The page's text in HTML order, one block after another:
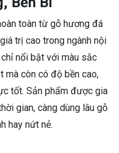
toàn từ gỗ hương đá
trị cao trong ngành nội
nổi bật với màu sắc
mà còn có độ bền cao,
tốt. Sản phẩm được gia
gian, càng dùng lâu gỗ
hay nứt nẻ.